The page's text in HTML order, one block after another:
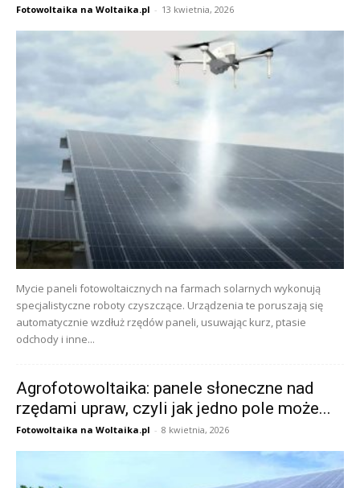
Fotowoltaika na Woltaika.pl - 13 kwietnia, 2026
Mycie paneli fotowoltaicznych na farmach solarnych wykonują
specjalistyczne roboty czyszczące. Urządzenia te poruszają się
automatycznie wzdłuż rzędów paneli, usuwając kurz, ptasie
odchody i inne...
Agrofotowoltaika: panele słoneczne nad
rzędami upraw, czyli jak jedno pole może...
Fotowoltaika na Woltaika.pl - 8 kwietnia, 2026